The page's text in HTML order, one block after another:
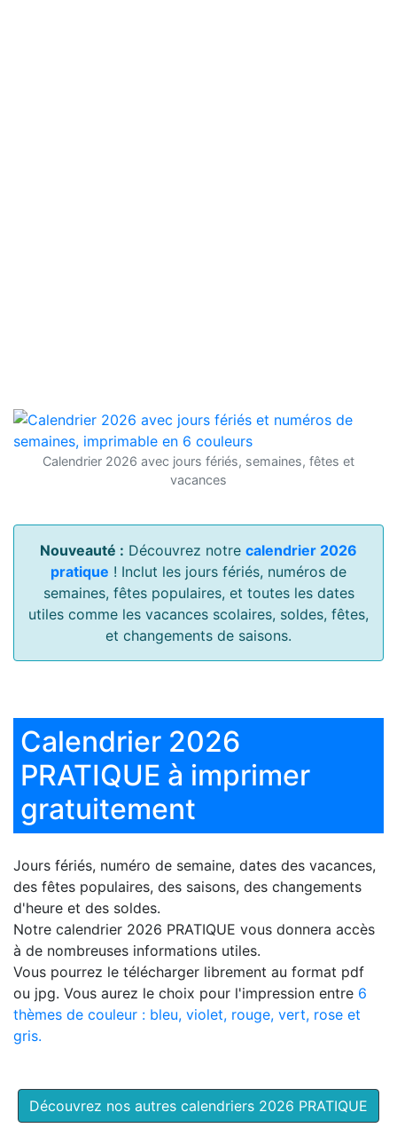
Calendrier 2026 avec jours fériés, semaines, fêtes et
vacances
Nouveauté : Découvrez notre calendrier 2026
pratique ! Inclut les jours fériés, numéros de
semaines, fêtes populaires, et toutes les dates
utiles comme les vacances scolaires, soldes, fêtes,
et changements de saisons.
Calendrier 2026
PRATIQUE à imprimer
gratuitement
Jours fériés, numéro de semaine, dates des vacances,
des fêtes populaires, des saisons, des changements
d'heure et des soldes.
Notre calendrier 2026 PRATIQUE vous donnera accès
à de nombreuses informations utiles.
Vous pourrez le télécharger librement au format pdf
ou jpg. Vous aurez le choix pour l'impression entre 6
thèmes de couleur : bleu, violet, rouge, vert, rose et
gris.
Découvrez nos autres calendriers 2026 PRATIQUE